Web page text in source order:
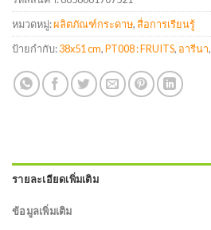
หมวดหมู่:ผลิตภัณฑ์กระดาษ,สื่อการเรียนรู้
ป้ายกำกับ:38x51 cm,PT008 : FRUITS, อารีนา,
รายละเอียดเพิ่มเติม
ข้อมูลเพิ่มเติม